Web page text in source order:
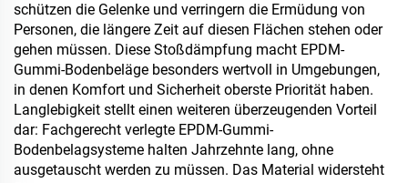
schützen die Gelenke und verringern die Ermüdung von
Personen, die längere Zeit auf diesen Flächen stehen oder
gehen müssen. Diese Stoßdämpfung macht EPDM-
Gummi-Bodenbeläge besonders wertvoll in Umgebungen,
in denen Komfort und Sicherheit oberste Priorität haben.
Langlebigkeit stellt einen weiteren überzeugenden Vorteil
dar: Fachgerecht verlegte EPDM-Gummi-
Bodenbelagsysteme halten Jahrzehnte lang, ohne
ausgetauscht werden zu müssen. Das Material widersteht